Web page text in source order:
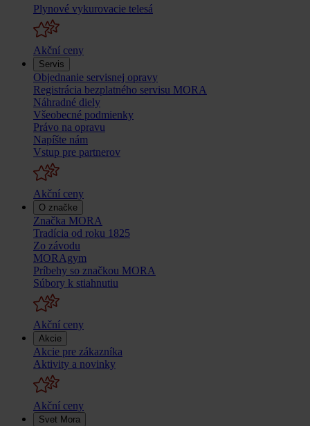
Plynové vykurovacie telesá
Akční ceny
Servis
Objednanie servisnej opravy
Registrácia bezplatného servisu MORA
Náhradné diely
Všeobecné podmienky
Právo na opravu
Napíšte nám
Vstup pre partnerov
Akční ceny
O značke
Značka MORA
Tradícia od roku 1825
Zo závodu
MORAgym
Príbehy so značkou MORA
Súbory k stiahnutiu
Akční ceny
Akcie
Akcie pre zákazníka
Aktivity a novinky
Akční ceny
Svet Mora